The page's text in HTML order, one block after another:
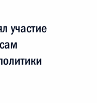
участие